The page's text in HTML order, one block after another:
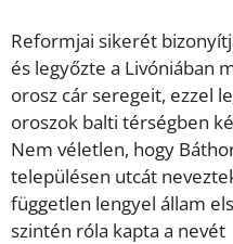
Reformjai sikerét
és legyőzte a Livóniában
orosz cár seregeit, ezzel
oroszok balti térségben
Nem véletlen, hogy
településen utcát
független lengyel állam
szintén róla kapta a nevét